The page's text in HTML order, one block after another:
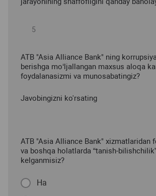
ATB "Asia Alliance Bank" ning
berishga mo‘ljallangan maxsus aloqa
foydalanasizmi va munosabatingiz?
Javobingizni ko'rsating
ATB "Asia Alliance Bank" xizmatlaridan
va boshqa holatlarda “tanish-
kelganmisiz?
Ha